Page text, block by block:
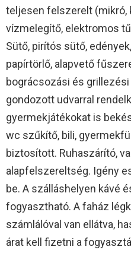
teljesen felszerelt (mikró,
vízmelegítő, elektromos
Sütő, pirítós sütő,
papírtörlő, alapvető
bográcsozási és
gondozott udvarral
gyermekjátékokat is
wc szűkítő, bili,
biztosított. Ruhaszárító,
alapfelszereltség. Igény
be. A szálláshelyen kávé
fogyasztható. A faház
számlálóval van ellátva,
árat kell fizetni a